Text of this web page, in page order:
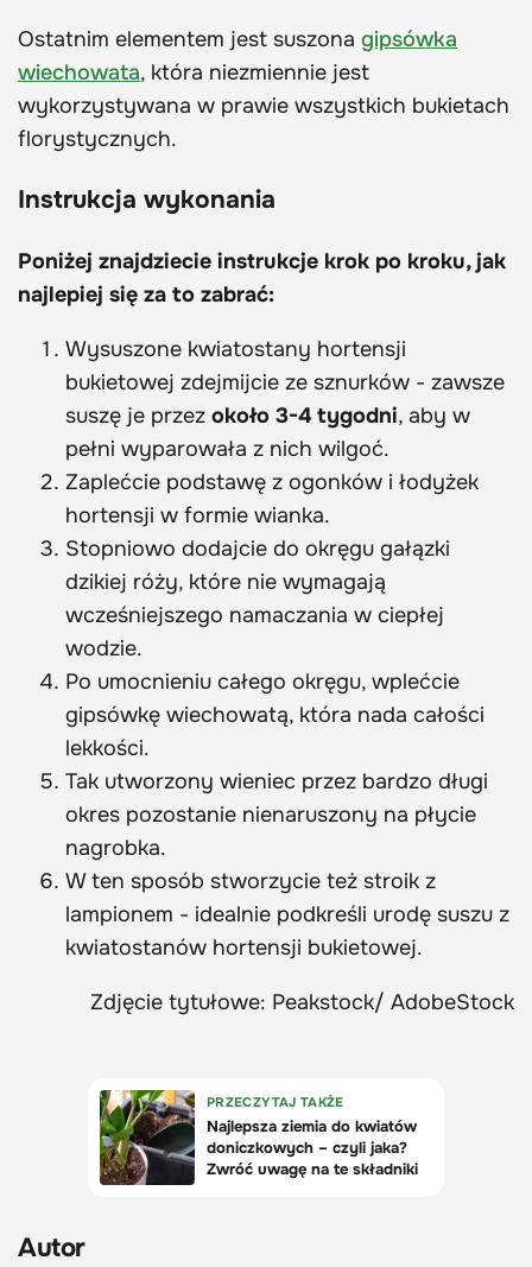
Ostatnim elementem jest suszona gipsówka
wiechowata, która niezmiennie jest
wykorzystywana w prawie wszystkich bukietach
florystycznych.
Instrukcja wykonania
Poniżej znajdziecie instrukcje krok po kroku, jak
najlepiej się za to zabrać:
Wysuszone kwiatostany hortensji
bukietowej zdejmijcie ze sznurków - zawsze
suszę je przez około 3-4 tygodni, aby w
pełni wyparowała z nich wilgoć.
Zaplećcie podstawę z ogonków i łodyżek
hortensji w formie wianka.
Stopniowo dodajcie do okręgu gałązki
dzikiej róży, które nie wymagają
wcześniejszego namaczania w ciepłej
wodzie.
Po umocnieniu całego okręgu, wplećcie
gipsówkę wiechowatą, która nada całości
lekkości.
Tak utworzony wieniec przez bardzo długi
okres pozostanie nienaruszony na płycie
nagrobka.
W ten sposób stworzycie też stroik z
lampionem - idealnie podkreśli urodę suszu z
kwiatostanów hortensji bukietowej.
Zdjęcie tytułowe: Peakstock/ AdobeStock
Autor